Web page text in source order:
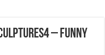
– Funny